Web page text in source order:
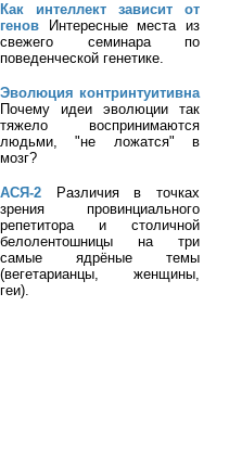
Как интеллект зависит от
генов Интересные места из
свежего семинара по
поведенческой генетике.
Эволюция контринтуитивна
Почему идеи эволюции так
тяжело воспринимаются
людьми, "не ложатся" в
мозг?
АСЯ-2 Различия в точках
зрения провинциального
репетитора и столичной
белолентошницы на три
самые ядрёные темы
(вегетарианцы, женщины,
геи).